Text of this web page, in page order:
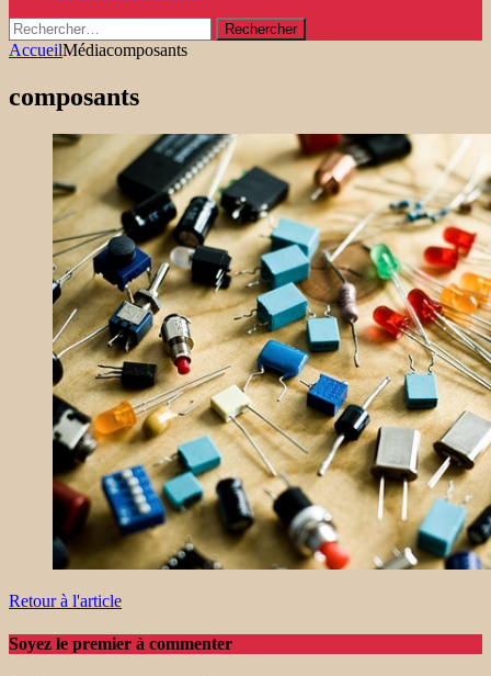
Rechercher :
AccueilMédiacomposants
composants
Retour à l'article
Soyez le premier à commenter